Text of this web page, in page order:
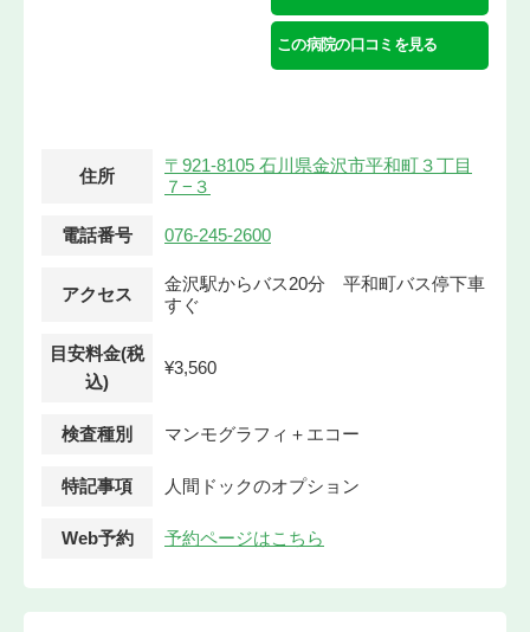
この病院の口コミを見る
住所
〒921-8105 石川県金沢市平和町３丁目
７−３
電話番号 076-245-2600
アクセス
金沢駅からバス20分 平和町バス停下車
すぐ
目安料金(税
込)
¥3,560
検査種別 マンモグラフィ＋エコー
特記事項 人間ドックのオプション
Web予約 予約ページはこちら